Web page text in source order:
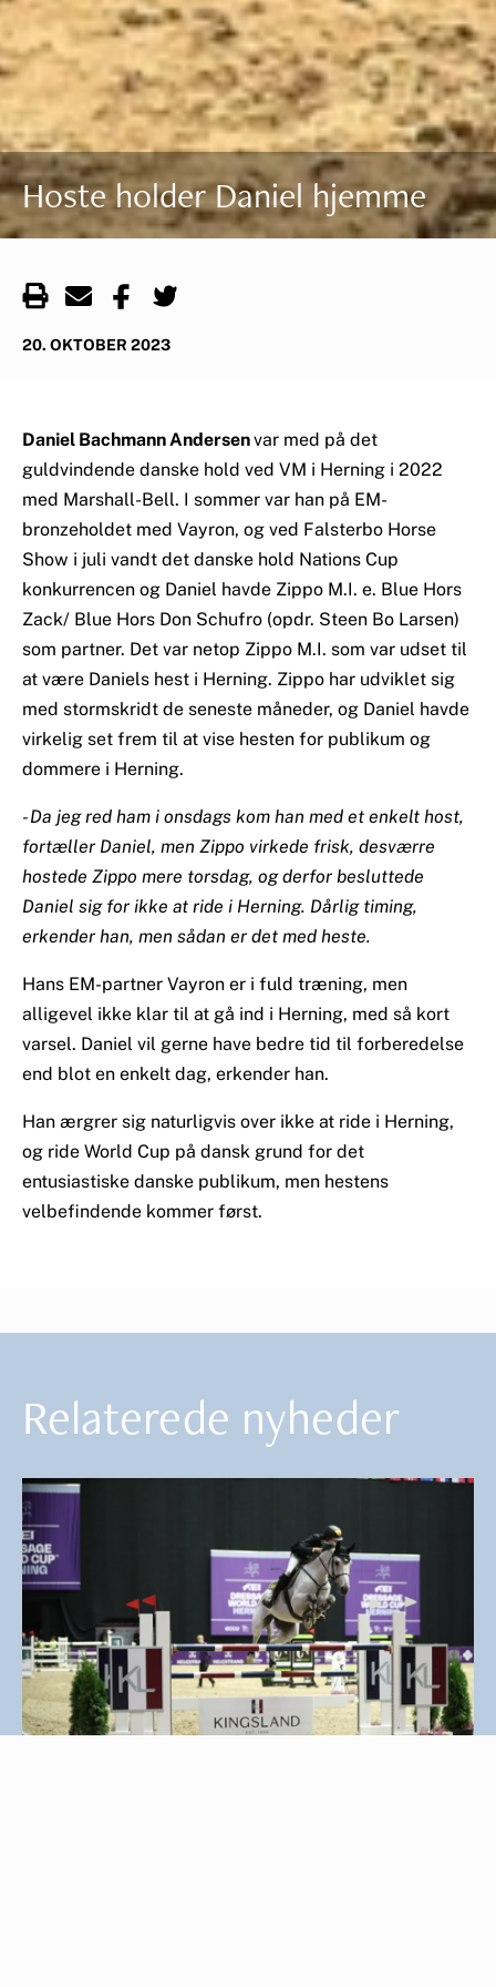
Hoste holder Daniel hjemme
20. OKTOBER 2023
Daniel Bachmann Andersenvar med på det
guldvindende danske hold ved VM i Herning i 2022
med Marshall-Bell. I sommer var han på EM-
bronzeholdet med Vayron, og ved Falsterbo Horse
Show i juli vandt det danske hold Nations Cup
konkurrencen og Daniel havde Zippo M.I. e. Blue Hors
Zack/ Blue Hors Don Schufro (opdr. Steen Bo Larsen)
som partner. Det var netop Zippo M.I. som var udset til
at være Daniels hest i Herning. Zippo har udviklet sig
med stormskridt de seneste måneder, og Daniel havde
virkelig set frem til at vise hesten for publikum og
dommere i Herning.
- Da jeg red ham i onsdags kom han med et enkelt host,
fortæller Daniel, men Zippo virkede frisk, desværre
hostede Zippo mere torsdag, og derfor besluttede
Daniel sig for ikke at ride i Herning. Dårlig timing,
erkender han, men sådan er det med heste.
Hans EM-partner Vayron er i fuld træning, men
alligevel ikke klar til at gå ind i Herning, med så kort
varsel. Daniel vil gerne have bedre tid til forberedelse
end blot en enkelt dag, erkender han.
Han ærgrer sig naturligvis over ikke at ride i Herning,
og ride World Cup på dansk grund for det
entusiastiske danske publikum, men hestens
velbefindende kommer først.
Relaterede nyheder